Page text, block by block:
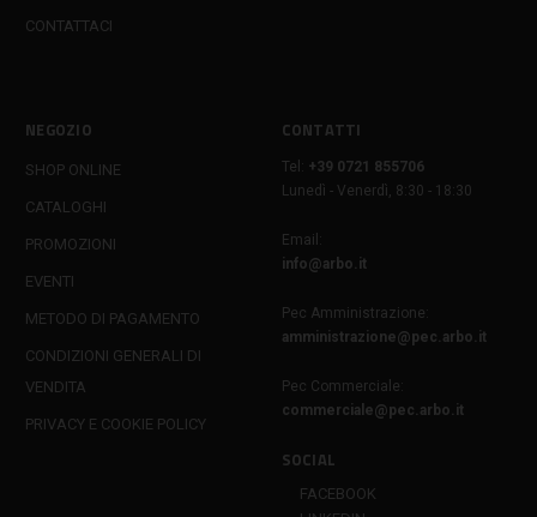
CONTATTACI
NEGOZIO
SHOP ONLINE
CATALOGHI
PROMOZIONI
EVENTI
METODO DI PAGAMENTO
CONDIZIONI GENERALI DI
VENDITA
PRIVACY E COOKIE POLICY
CONTATTI
Tel:
+39 0721 855706
Lunedì - Venerdì, 8:30 - 18:30
Email:
info@arbo.it
Pec Amministrazione:
amministrazione@pec.arbo.it
Pec Commerciale:
commerciale@pec.arbo.it
SOCIAL
FACEBOOK